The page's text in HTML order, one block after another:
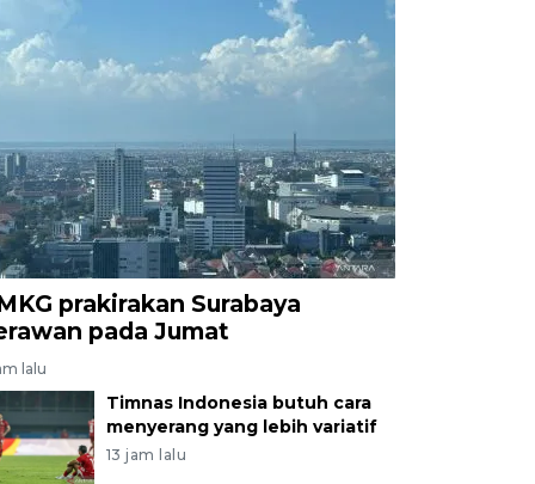
prakirakan Surabaya
pada Jumat
lalu
Timnas Indonesia butuh cara
menyerang yang lebih variatif
13 jam lalu